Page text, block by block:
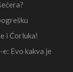
i Ćorluka!
Evo kakva je